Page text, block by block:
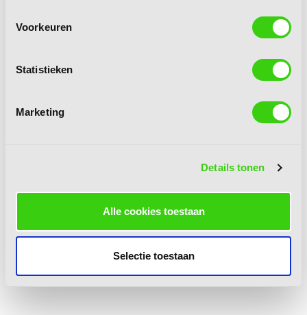
Voorkeuren
Statistieken
Marketing
Details tonen
Alle cookies toestaan
Selectie toestaan